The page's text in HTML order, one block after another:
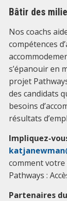
Bâtir des
Nos coachs
compétences
s’épanouir en
projet
des candidats
besoins
résultats
Impliquez-
comment
Pathways :
Partenaires